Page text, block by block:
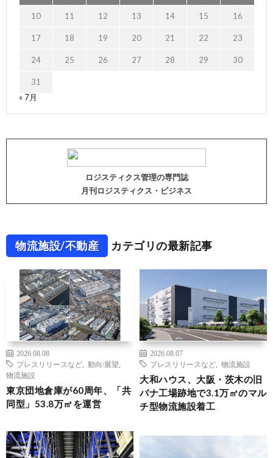
10 11 12 13 14 15 16
17 18 19 20 21 22 23
24 25 26 27 28 29 30
31
« 7月
ロジスティクス管理の専門誌
月刊ロジスティクス・ビジネス
物流施設/不動産 カテゴリの最新記事
2026.08.08
プレスリリースなど
動向/展望
物流施設
東京団地倉庫が60周年、「共
同型」53.8万㎡を運営
2026.08.07
プレスリリースなど
物流施設
大和ハウス、大阪・茨木の旧
パナ工場跡地で3.1万㎡のマル
チ型物流施設着工